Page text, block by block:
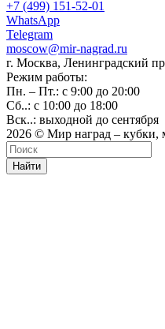
+7 (499) 151-52-01
WhatsApp
Telegram
moscow@mir-nagrad.ru
г. Москва, Ленинградский
Режим работы:
Пн. – Пт.: с 9:00 до 20:00
Сб..: с 10:00 до 18:00
Вск..: выходной до сентября
2026 © Мир наград – кубки,
Найти